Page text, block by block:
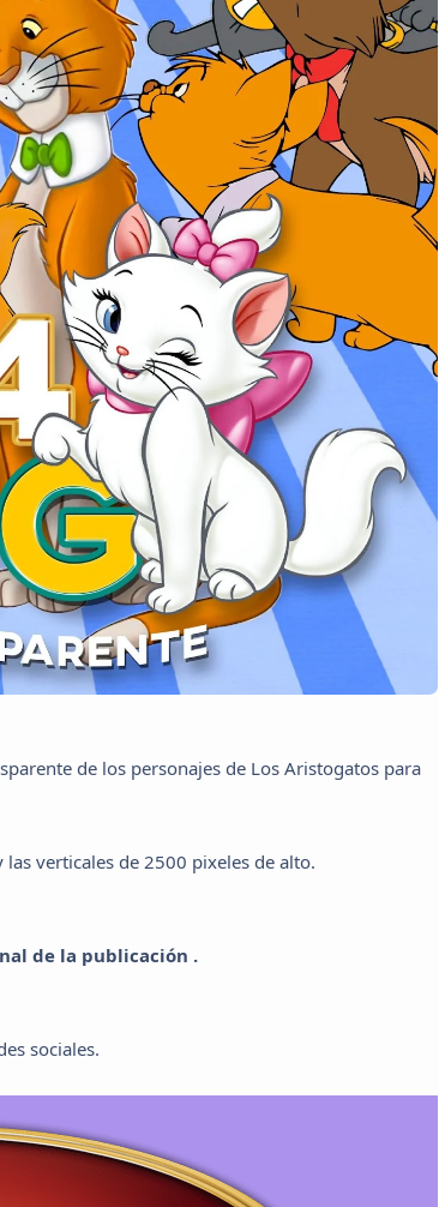
de los personajes de Los Aristogatos para
verticales de 2500 pixeles de alto.
de la publicación .
sociales.